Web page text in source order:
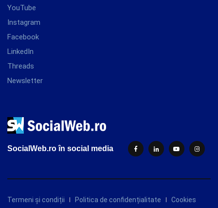
YouTube
Instagram
Facebook
LinkedIn
Threads
Newsletter
SocialWeb.ro în social media
Termeni și condiții Politica de confidențialitate Cookies